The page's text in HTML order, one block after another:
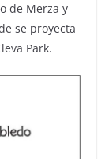
de Merza y
se proyecta
Park.